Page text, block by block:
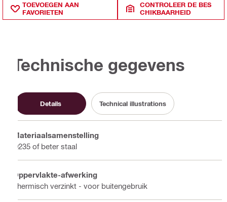
TOEVOEGEN AAN
FAVORIETEN
CONTROLEER DE BES
CHIKBAARHEID
Technische gegevens
Details Technical illustrations
Materiaalsamenstelling
Q235 of beter staal
Oppervlakte-afwerking
Thermisch verzinkt - voor buitengebruik